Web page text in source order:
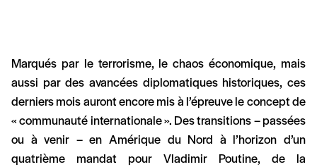
Marqués par le terrorisme, le chaos économique, mais
aussi par des avancées diplomatiques historiques, ces
derniers mois auront encore mis à l’épreuve le concept de
« communauté internationale ». Des transitions – passées
ou à venir – en Amérique du Nord à l’horizon d’un
quatrième mandat pour Vladimir Poutine, de la